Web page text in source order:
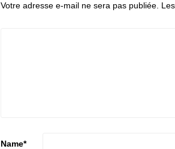
Votre adresse e-mail ne sera pas publiée.
Name*